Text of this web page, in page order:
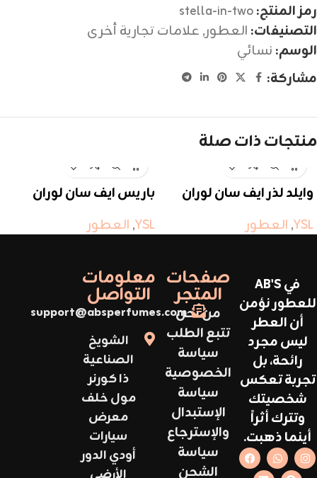
رمز المنتج:stella-in-two
التصنيفات: العطور, علامات تجارية أخرى
الوسم: نسائي
مشاركة:
منتجات ذات صلة
وايلد لذر ايف سان لوران
YSL
, العطور
باريس ايف سان لوران
YSL
, العطور
في AB'S
للعطور نؤمن
أن العطر
ليس مجرد
رائحة، بل
تجربة تعكس
شخصيتك
وتترك أثراً
أينما ذهبت.
صفحات
المتجر
من نحن
تتبع الطلب
سياسة
الخصوصية
سياسة
الإستبدال
والإسترجاع
سياسة
الشحن
معلومات
التواصل
support@absperfumes.com
الشويخ
الصناعية
ذا كورنر
مول خلف
معرض
سيارات
أودي الدور